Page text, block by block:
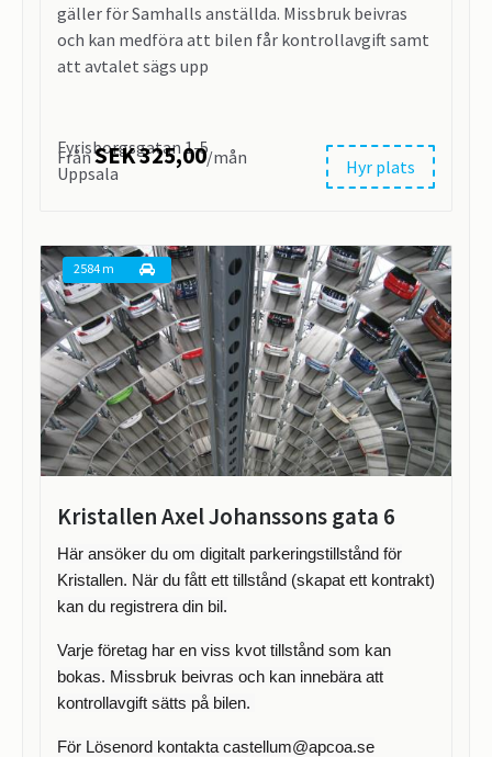
gäller för Samhalls anställda. Missbruk beivras
och kan medföra att bilen får kontrollavgift samt
att avtalet sägs upp
Fyrisborgsgatan 1-5
Uppsala
Hyr plats
FrånSEK 325,00/mån
2584 m
Kristallen Axel Johanssons gata 6
Här ansöker du om digitalt parkeringstillstånd för
Kristallen. När du fått ett tillstånd (skapat ett kontrakt)
kan du registrera din bil.
Varje företag har en viss kvot tillstånd som kan
bokas. Missbruk beivras och kan innebära att
kontrollavgift sätts på bilen.
För Lösenord kontakta castellum@apcoa.se